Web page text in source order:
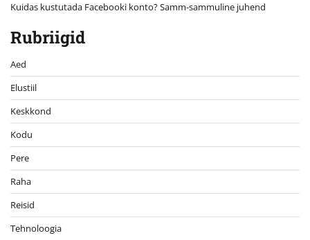
Kuidas kustutada Facebooki konto? Samm-sammuline juhend
Rubriigid
Aed
Elustiil
Keskkond
Kodu
Pere
Raha
Reisid
Tehnoloogia